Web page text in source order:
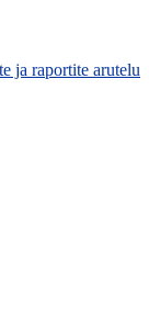
ja raportite arutelu